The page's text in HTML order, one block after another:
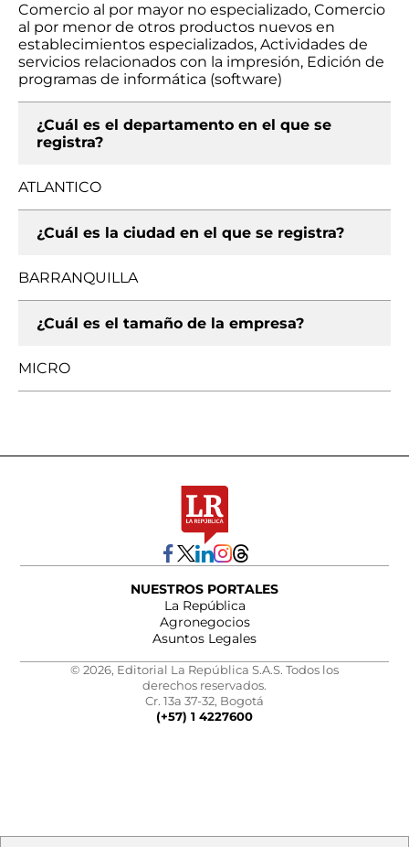
Comercio al por mayor no especializado, Comercio
al por menor de otros productos nuevos en
establecimientos especializados, Actividades de
servicios relacionados con la impresión, Edición de
programas de informática (software)
¿Cuál es el departamento en el que se
registra?
ATLANTICO
¿Cuál es la ciudad en el que se registra?
BARRANQUILLA
¿Cuál es el tamaño de la empresa?
MICRO
NUESTROS PORTALES
La República
Agronegocios
Asuntos Legales
© 2026, Editorial La República S.A.S. Todos los
derechos reservados.
Cr. 13a 37-32, Bogotá
(+57) 1 4227600